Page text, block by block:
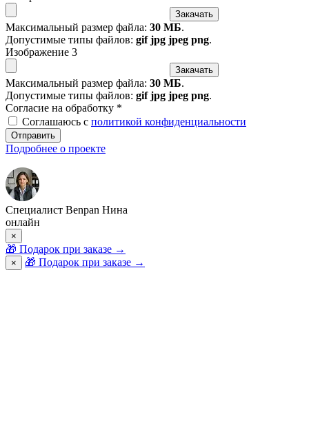
Закачать
Максимальный размер файла: 30 МБ.
Допустимые типы файлов: gif jpg jpeg png.
Изображение 3
Закачать
Максимальный размер файла: 30 МБ.
Допустимые типы файлов: gif jpg jpeg png.
Согласие на обработку *
Соглашаюсь с политикой конфиденциальности
Отправить
Подробнее о проекте
Специалист Benpan Нина
онлайн
×
🎁 Подарок при заказе →
× 🎁 Подарок при заказе →